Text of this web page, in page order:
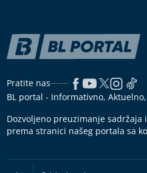
Pratite nas
BL portal - Informativno,
Dozvoljeno preuzimanje sadržaja
prema stranici našeg portala sa